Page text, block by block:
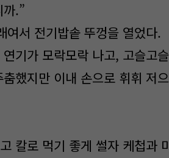
.”
여서 전기밥솥 뚜껑을 열었다.
기가 모락모락 나고, 고슬고
했지만 이내 손으로 휘휘 저
칼로 먹기 좋게 썰자 케첩과